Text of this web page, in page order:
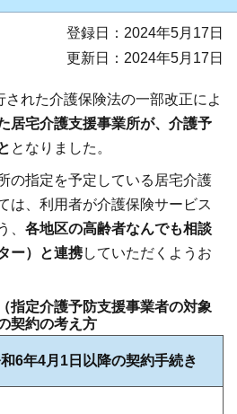
登録日：2024年5月17日
更新日：2024年5月17日
れた介護保険法の一部改正によ
居宅介護支援事業所が、介護予
となりました。
の指定を予定している居宅介護
は、利用者が介護保険サービス
、 各地区の高齢者なんでも相談
ー）と連携していただくようお
指定介護予防支援事業者の対象
契約の考え方
6年4月1日以降の契約手続き